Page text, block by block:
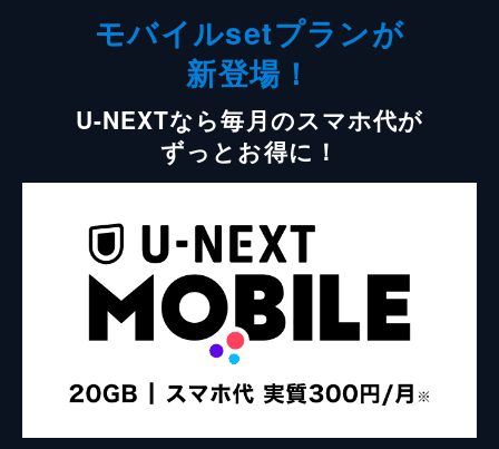
モバイルsetプランが
新登場！
U-NEXTなら毎月のスマホ代が
ずっとお得に！